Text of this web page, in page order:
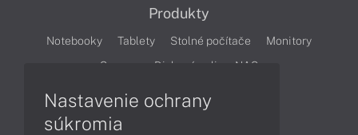
Produkty
Notebooky Tablety Stolné počítače
Monitory
Servery
Diskové polia a NAS
Nastavenie ochrany
súkromia